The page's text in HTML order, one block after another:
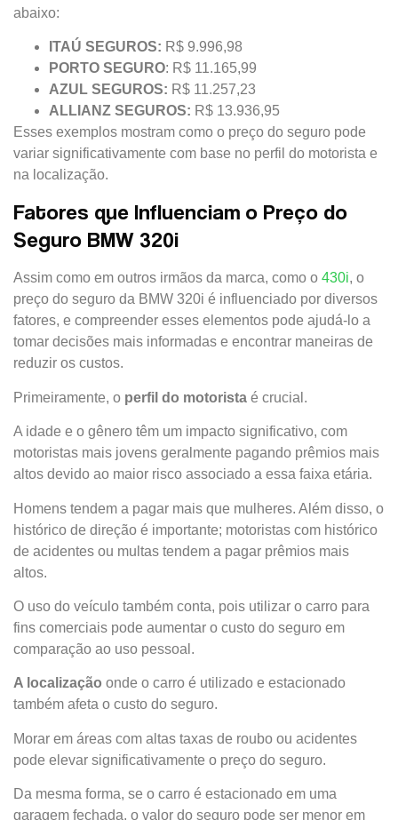
abaixo:
ITAÚ SEGUROS: R$ 9.996,98
PORTO SEGURO: R$ 11.165,99
AZUL SEGUROS: R$ 11.257,23
ALLIANZ SEGUROS: R$ 13.936,95
Esses exemplos mostram como o preço do seguro pode
variar significativamente com base no perfil do motorista e
na localização.
Fatores que Influenciam o Preço do
Seguro BMW 320i
Assim como em outros irmãos da marca, como o 430i, o
preço do seguro da BMW 320i é influenciado por diversos
fatores, e compreender esses elementos pode ajudá-lo a
tomar decisões mais informadas e encontrar maneiras de
reduzir os custos.
Primeiramente, o perfil do motorista é crucial.
A idade e o gênero têm um impacto significativo, com
motoristas mais jovens geralmente pagando prêmios mais
altos devido ao maior risco associado a essa faixa etária.
Homens tendem a pagar mais que mulheres. Além disso, o
histórico de direção é importante; motoristas com histórico
de acidentes ou multas tendem a pagar prêmios mais
altos.
O uso do veículo também conta, pois utilizar o carro para
fins comerciais pode aumentar o custo do seguro em
comparação ao uso pessoal.
A localização onde o carro é utilizado e estacionado
também afeta o custo do seguro.
Morar em áreas com altas taxas de roubo ou acidentes
pode elevar significativamente o preço do seguro.
Da mesma forma, se o carro é estacionado em uma
garagem fechada, o valor do seguro pode ser menor em